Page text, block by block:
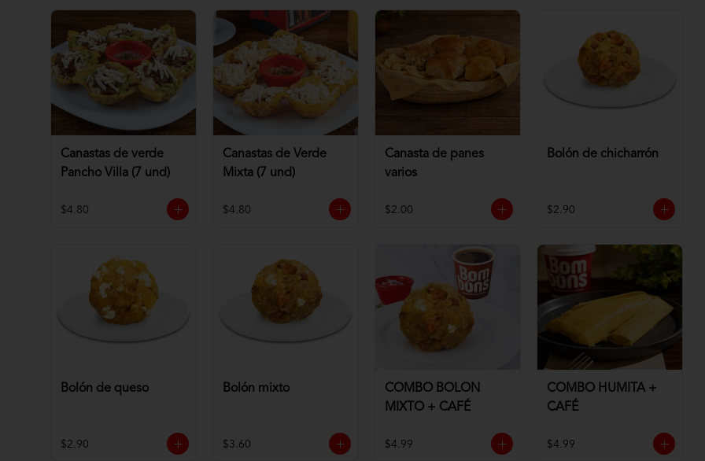
Canastas de verde
Pancho Villa (7 und)
$4.80
Canastas de Verde
Mixta (7 und)
$4.80
Canasta de panes
varios
$2.00
Bolón de chicharrón
$2.90
Bolón de queso
$2.90
Bolón mixto
$3.60
COMBO BOLON
MIXTO + CAFÉ
$4.99
COMBO HUMITA +
CAFÉ
$4.99